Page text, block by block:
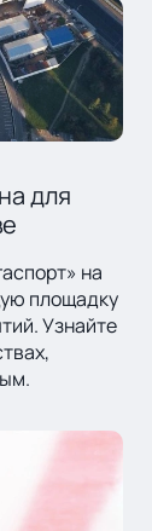
для
на
площадку
Узнайте